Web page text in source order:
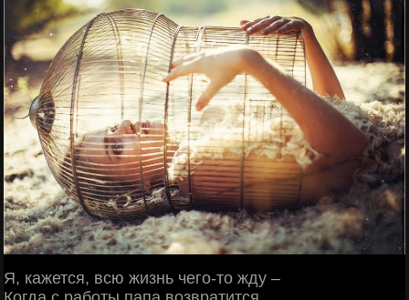
Я, кажется, всю жизнь чего-то жду –